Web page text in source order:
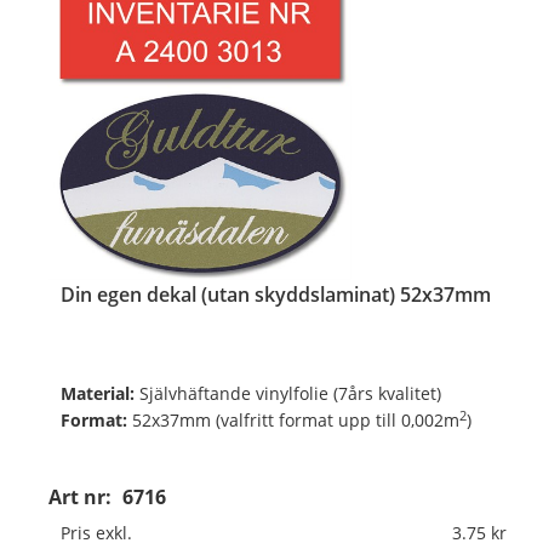
Din egen dekal (utan skyddslaminat) 52x37mm
Art nr: 6716
Material: Självhäftande vinylfolie (7års kvalitet)
Format: 52x37mm (valfritt format upp till 0,002m2)
Digitalt fyrfärgsprintade och toppskurna på ark.
Pris exkl. 3.75